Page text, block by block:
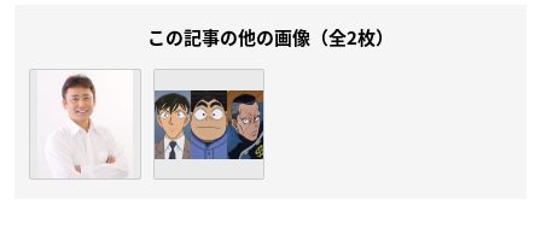
この記事の他の画像（全2枚）